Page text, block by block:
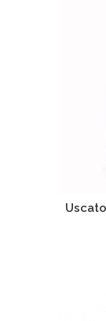
Dulapuri De
Mobilier